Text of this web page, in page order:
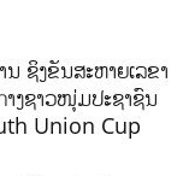
ຊິງຂັນສະຫາຍເລຂາ
ງຊາວໜຸ່ມປະຊາຊົນ
Union Cup